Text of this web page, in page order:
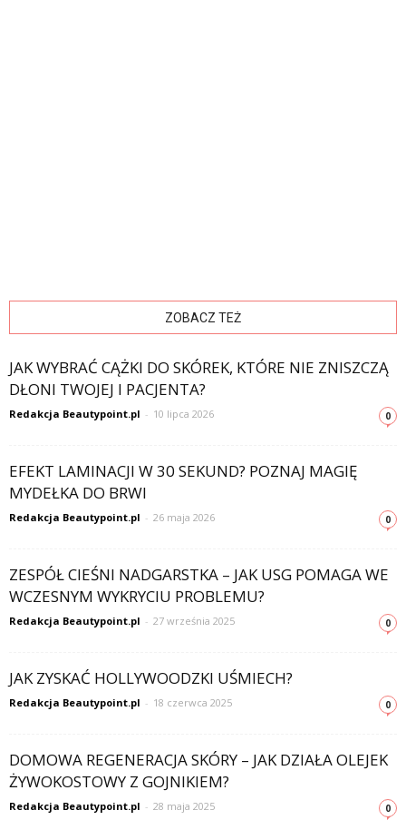
ZOBACZ TEŻ
JAK WYBRAĆ CĄŻKI DO SKÓREK, KTÓRE NIE ZNISZCZĄ
DŁONI TWOJEJ I PACJENTA?
Redakcja Beautypoint.pl - 10 lipca 2026 0
EFEKT LAMINACJI W 30 SEKUND? POZNAJ MAGIĘ
MYDEŁKA DO BRWI
Redakcja Beautypoint.pl - 26 maja 2026 0
ZESPÓŁ CIEŚNI NADGARSTKA – JAK USG POMAGA WE
WCZESNYM WYKRYCIU PROBLEMU?
Redakcja Beautypoint.pl - 27 września 2025 0
JAK ZYSKAĆ HOLLYWOODZKI UŚMIECH?
Redakcja Beautypoint.pl - 18 czerwca 2025 0
DOMOWA REGENERACJA SKÓRY – JAK DZIAŁA OLEJEK
ŻYWOKOSTOWY Z GOJNIKIEM?
Redakcja Beautypoint.pl - 28 maja 2025 0